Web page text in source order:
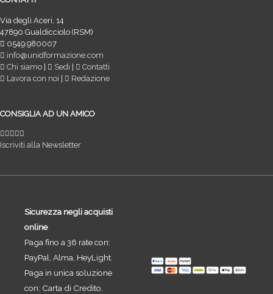
Via degli Aceri, 14
47890 Gualdicciolo (RSM)
0549.980007
info@unidformazione.com
Chi siamo
Sedi
Contatti
Lavora con noi
Redazione
CONSIGLIA AD UN AMICO
Iscriviti alla Newsletter
Sicurezza negli acquisti
online
Paga fino a 36 rate con:
PayPal, Alma, HeyLight.
Paga in unica soluzione
con: Carta di Credito,